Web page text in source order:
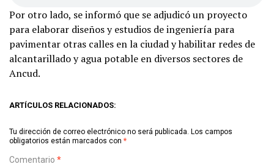
Por otro lado, se informó que se adjudicó un proyecto
para elaborar diseños y estudios de ingeniería para
pavimentar otras calles en la ciudad y habilitar redes de
alcantarillado y agua potable en diversos sectores de
Ancud.
ARTÍCULOS RELACIONADOS:
Tu dirección de correo electrónico no será publicada. Los campos
obligatorios están marcados con *
Comentario *